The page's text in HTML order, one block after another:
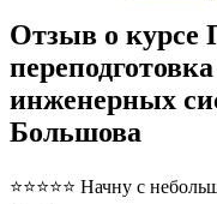
Отзыв о курсе
инженерных
Большова
⭐⭐⭐⭐⭐ Начну с